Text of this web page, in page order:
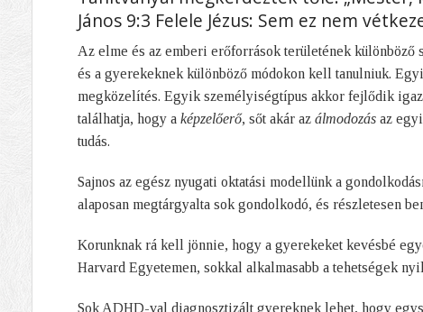
János 9:3 Felele Jézus: Sem ez nem
Az elme és az emberi erőforrások területének különböző
és a gyerekeknek különböző módokon kell tanulniuk.
megközelítés. Egyik személyiségtípus akkor fejlődik
találhatja, hogy a képzelőerő, sőt akár az álmodozás az
tudás.
Sajnos az egész nyugati oktatási modellünk a
alaposan megtárgyalta sok gondolkodó, és részletesen
Korunknak rá kell jönnie, hogy a gyerekeket kevésbé
Harvard Egyetemen, sokkal alkalmasabb a tehetségek
Sok ADHD-val diagnosztizált gyereknek lehet, hogy